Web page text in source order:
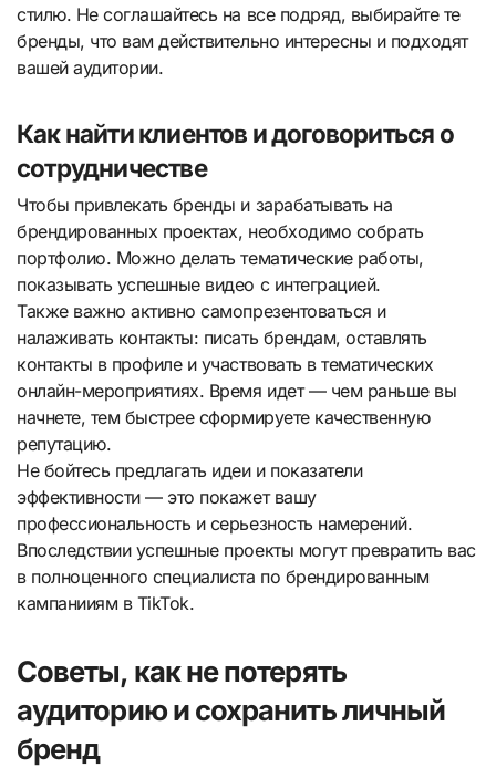
стилю. Не соглашайтесь на все подряд, выбирайте те
бренды, что вам действительно интересны и подходят
вашей аудитории.
Как найти клиентов и договориться о
сотрудничестве
Чтобы привлекать бренды и зарабатывать на
брендированных проектах, необходимо собрать
портфолио. Можно делать тематические работы,
показывать успешные видео с интеграцией.
Также важно активно самопрезентоваться и
налаживать контакты: писать брендам, оставлять
контакты в профиле и участвовать в тематических
онлайн-мероприятиях. Время идет — чем раньше вы
начнете, тем быстрее сформируете качественную
репутацию.
Не бойтесь предлагать идеи и показатели
эффективности — это покажет вашу
профессиональность и серьезность намерений.
Впоследствии успешные проекты могут превратить вас
в полноценного специалиста по брендированным
кампанииям в TikTok.
Советы, как не потерять
аудиторию и сохранить личный
бренд